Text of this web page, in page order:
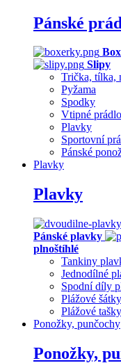
Pánské
Slipy
Trička, tílka,
Pyžama
Spodky
Vtipné prádlo
Plavky
Sportovní
Pánské
Plavky
Plavky
Pánské plavky
plnoštíhlé
Tankiny
Jednodílné
Spodní díly
Plážové
Plážové tašky
Ponožky, punčochy
Ponožky,